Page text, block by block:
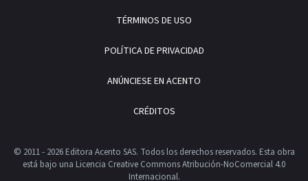
TÉRMINOS DE USO
POLÍTICA DE PRIVACIDAD
ANÚNCIESE EN ACENTO
CRÉDITOS
© 2011 - 2026 Editora Acento SAS. Todos los derechos reservados. Esta obra
está bajo una Licencia Creative Commons Atribución-NoComercial 4.0
Internacional.